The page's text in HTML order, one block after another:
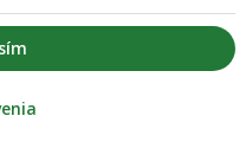
(ZSSK)
ktorá sa stala vo
Drevický s tým,